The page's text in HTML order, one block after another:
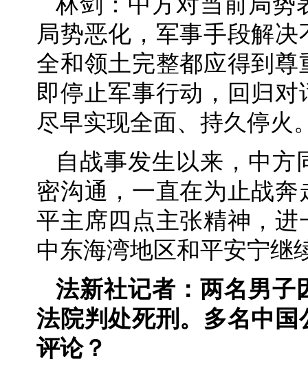
局势恶化，军事手段解
全和领土完整都应得到
即停止军事行动，回归
尽早实现全面、持久停火
自战事发生以来，中方
密沟通，一直在为止战
平主席四点主张精神，
中东海湾地区和平安宁继
法新社记者：两名男子
法院判处死刑。多名中
评论？